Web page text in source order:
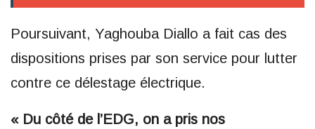
Poursuivant, Yaghouba Diallo a fait cas des
dispositions prises par son service pour lutter
contre ce délestage électrique.
« Du côté de l’EDG, on a pris nos